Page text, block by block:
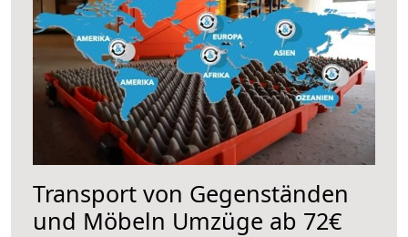
Transport von Gegenständen
und Möbeln Umzüge ab 72€